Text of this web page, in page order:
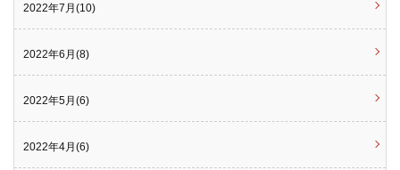
2022年7月(10)
2022年6月(8)
2022年5月(6)
2022年4月(6)